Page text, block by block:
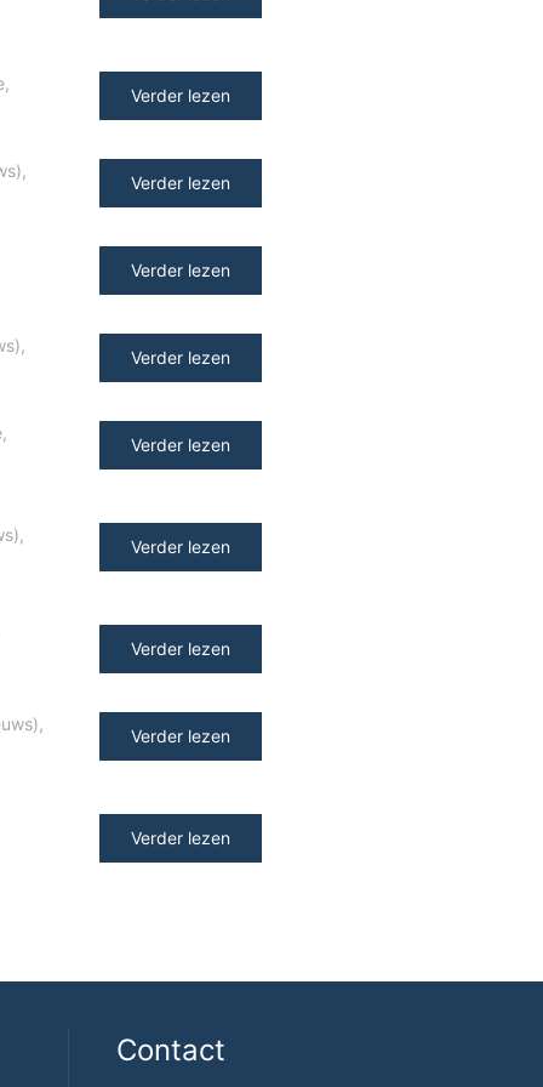
,
Verder lezen
,
Verder lezen
Verder lezen
,
Verder lezen
,
Verder lezen
,
Verder lezen
Verder lezen
,
Verder lezen
Verder lezen
Contact